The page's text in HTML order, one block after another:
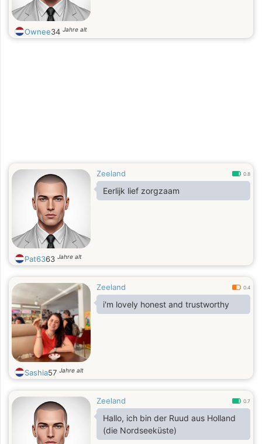
Ownee34 Jahre alt
Zeeland 0.8
Eerlijk lief zorgzaam
Pat6363 Jahre alt
Zeeland 0.4
i'm lovely honest and trustworthy
Sashia57 Jahre alt
Zeeland 0.7
Hallo, ich bin der Ruud aus Holland
(die Nordseeküste)